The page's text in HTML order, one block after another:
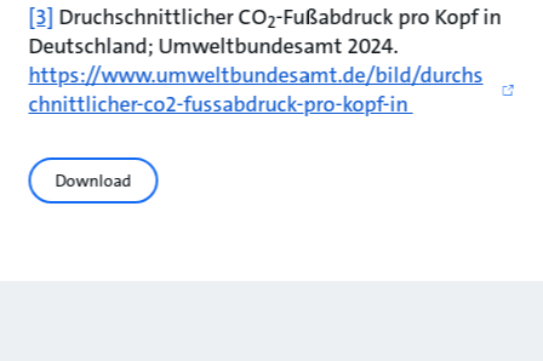
[3] Druchschnittlicher CO2-Fußabdruck pro Kopf in
Deutschland; Umweltbundesamt 2024.
https://www.umweltbundesamt.de/bild/durchs
chnittlicher-co2-fussabdruck-pro-kopf-in
Download